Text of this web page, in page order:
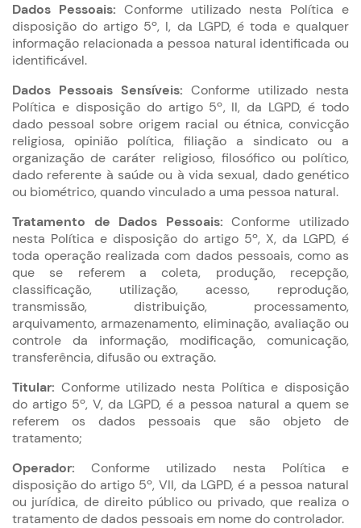
Dados Pessoais: Conforme utilizado nesta Política e
disposição do artigo 5º, I, da LGPD, é toda e qualquer
informação relacionada a pessoa natural identificada ou
identificável.
Dados Pessoais Sensíveis: Conforme utilizado nesta
Política e disposição do artigo 5º, II, da LGPD, é todo
dado pessoal sobre origem racial ou étnica, convicção
religiosa, opinião política, filiação a sindicato ou a
organização de caráter religioso, filosófico ou político,
dado referente à saúde ou à vida sexual, dado genético
ou biométrico, quando vinculado a uma pessoa natural.
Tratamento de Dados Pessoais: Conforme utilizado
nesta Política e disposição do artigo 5º, X, da LGPD, é
toda operação realizada com dados pessoais, como as
que se referem a coleta, produção, recepção,
classificação, utilização, acesso, reprodução,
transmissão, distribuição, processamento,
arquivamento, armazenamento, eliminação, avaliação ou
controle da informação, modificação, comunicação,
transferência, difusão ou extração.
Titular: Conforme utilizado nesta Política e disposição
do artigo 5º, V, da LGPD, é a pessoa natural a quem se
referem os dados pessoais que são objeto de
tratamento;
Operador: Conforme utilizado nesta Política e
disposição do artigo 5º, VII, da LGPD, é a pessoa natural
ou jurídica, de direito público ou privado, que realiza o
tratamento de dados pessoais em nome do controlador.